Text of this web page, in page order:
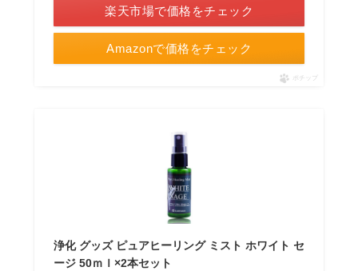
Amazonで価格をチェック
楽天市場で価格をチェック
ポチップ
浄化 グッズ ピュアヒーリング ミスト ホワイト セ
ージ 50ｍｌ×2本セット